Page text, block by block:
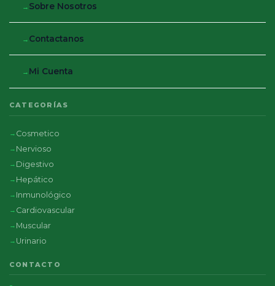
Sobre Nosotros
Contactanos
Mi Cuenta
CATEGORÍAS
Cosmetico
Nervioso
Digestivo
Hepático
Inmunológico
Cardiovascular
Muscular
Urinario
CONTACTO